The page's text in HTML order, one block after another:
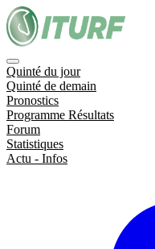
Quinté du jour
Quinté de demain
Pronostics
Programme Résultats
Forum
Statistiques
Actu - Infos